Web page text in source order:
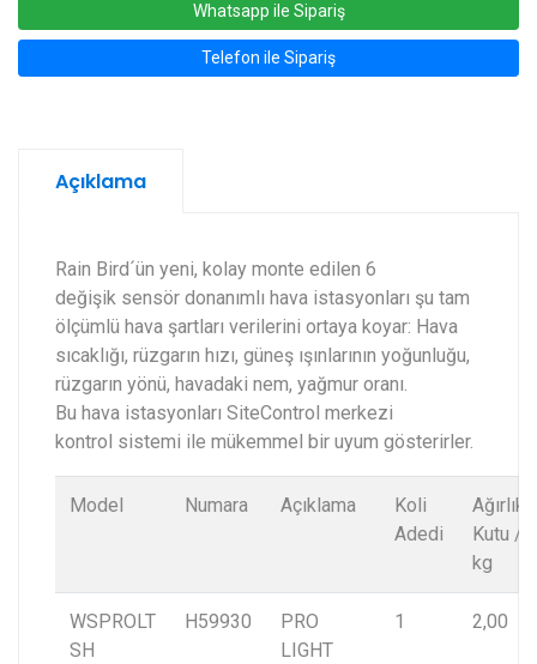
Whatsapp ile Sipariş
Telefon ile Sipariş
Açıklama
Rain Bird´ün yeni, kolay monte edilen 6
değişik sensör donanımlı hava istasyonları şu tam
ölçümlü hava şartları verilerini ortaya koyar: Hava
sıcaklığı, rüzgarın hızı, güneş ışınlarının yoğunluğu,
rüzgarın yönü, havadaki nem, yağmur oranı.
Bu hava istasyonları SiteControl merkezi
kontrol sistemi ile mükemmel bir uyum gösterirler.
Model Numara Açıklama
Koli
Adedi
Ağırlık
Kutu /
kg
WSPROLT
SH
H59930
PRO
LIGHT
1 2,00